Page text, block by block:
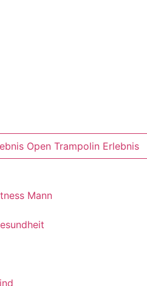
Open Trampolin Erlebnis